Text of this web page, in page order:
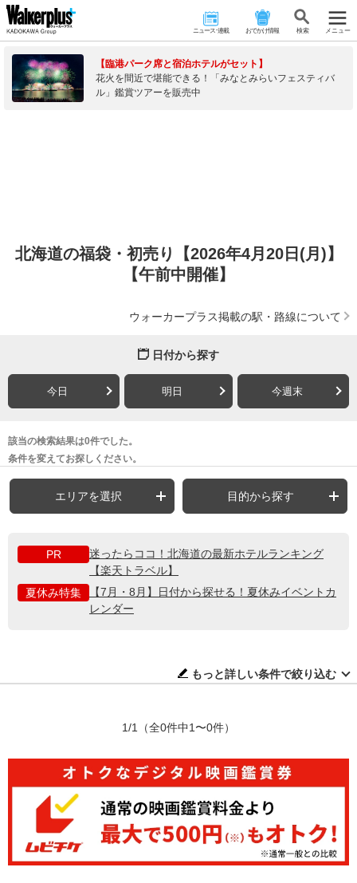
ニュース･連載 おでかけ情報 検 索 メニュー
【臨港パーク席と宿泊ホテルがセット】
花火を間近で堪能できる！「みなとみらいフェスティバ
ル」鑑賞ツアーを販売中
北海道の福袋・初売り【2026年4月20日(月)】
【午前中開催】
ウォーカープラス掲載の駅・路線について
日付から探す
今日 明日 今週末
該当の検索結果は0件でした。
条件を変えてお探しください。
エリアを選択 目的から探す
PR
迷ったらココ！北海道の最新ホテルランキング
【楽天トラベル】
夏休み特集
【7月・8月】日付から探せる！夏休みイベントカ
レンダー
もっと詳しい条件で絞り込む
1/1 （全0件中1〜0件）